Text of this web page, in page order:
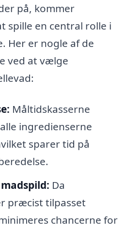
på, kommer
spille en central rolle i
Her er nogle af de
ved at vælge
Måltidskasserne
ingredienserne
sparer tid på
Da
præcist tilpasset
chancerne for